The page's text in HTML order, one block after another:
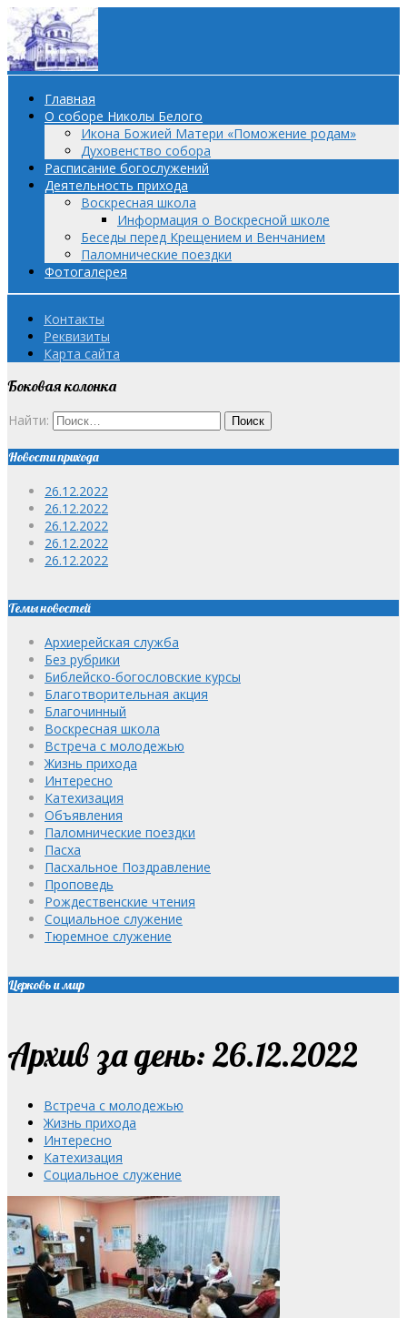
Главная
О соборе Николы Белого
Икона Божией Матери «Поможение родам»
Духовенство собора
Расписание богослужений
Деятельность прихода
Воскресная школа
Информация о Воскресной школе
Беседы перед Крещением и Венчанием
Паломнические поездки
Фотогалерея
Контакты
Реквизиты
Карта сайта
Боковая колонка
Найти:
Новости прихода
26.12.2022
26.12.2022
26.12.2022
26.12.2022
26.12.2022
Темы новостей
Архиерейская служба
Без рубрики
Библейско-богословские курсы
Благотворительная акция
Благочинный
Воскресная школа
Встреча с молодежью
Жизнь прихода
Интересно
Катехизация
Объявления
Паломнические поездки
Пасха
Пасхальное Поздравление
Проповедь
Рождественские чтения
Социальное служение
Тюремное служение
Церковь и мир
Архив за день: 26.12.2022
Встреча с молодежью
Жизнь прихода
Интересно
Катехизация
Социальное служение